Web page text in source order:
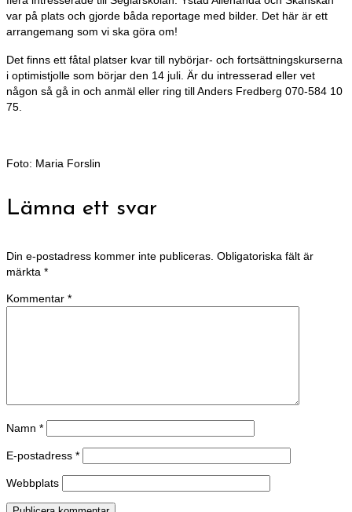
var på plats och gjorde båda reportage med bilder. Det här är ett
arrangemang som vi ska göra om!
Det finns ett fåtal platser kvar till nybörjar- och fortsättningskurserna
i optimistjolle som börjar den 14 juli. Är du intresserad eller vet
någon så gå in och anmäl eller ring till Anders Fredberg 070-584 10
75.
Foto: Maria Forslin
Lämna ett svar
Din e-postadress kommer inte publiceras. Obligatoriska fält är
märkta *
Kommentar *
Namn *
E-postadress *
Webbplats